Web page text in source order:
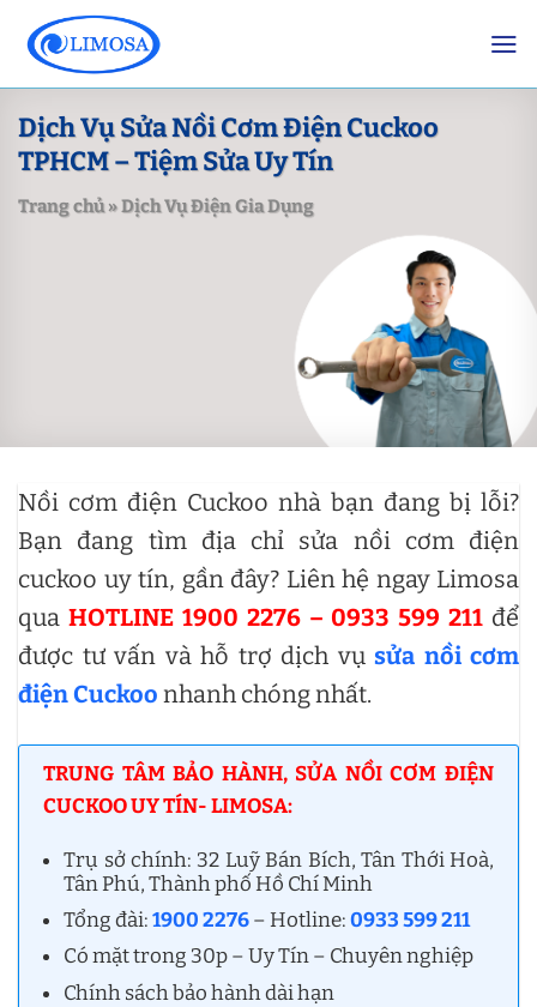
content
Dịch Vụ Sửa Nồi Cơm Điện Cuckoo
TPHCM – Tiệm Sửa Uy Tín
Trang chủ»Dịch Vụ Điện Gia Dụng
Nồi cơm điện Cuckoo nhà bạn đang bị lỗi?
Bạn đang tìm địa chỉ sửa nồi cơm điện
cuckoo uy tín, gần đây? Liên hệ ngay Limosa
qua HOTLINE 1900 2276 – 0933 599 211 để
được tư vấn và hỗ trợ dịch vụ sửa nồi cơm
điện Cuckoo nhanh chóng nhất.
TRUNG TÂM BẢO HÀNH, SỬA NỒI CƠM ĐIỆN
CUCKOO UY TÍN- LIMOSA:
Trụ sở chính: 32 Luỹ Bán Bích, Tân Thới Hoà,
Tân Phú, Thành phố Hồ Chí Minh
Tổng đài:1900 2276– Hotline:0933 599 211
Có mặt trong 30p – Uy Tín – Chuyên nghiệp
Chính sách bảo hành dài hạn